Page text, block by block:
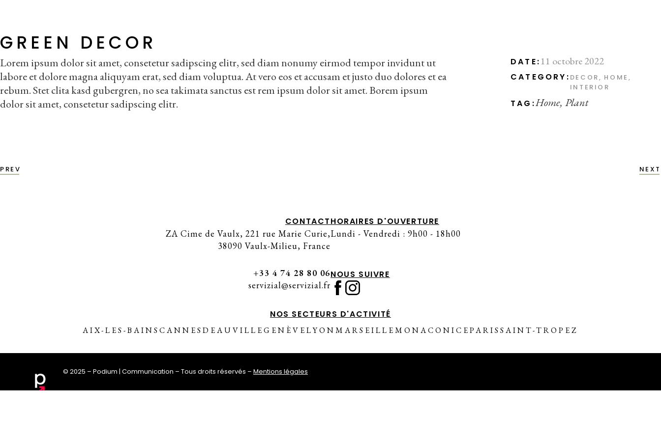
GREEN DECOR
Lorem ipsum dolor sit amet, consetetur sadipscing elitr, sed diam nonumy eirmod tempor invidunt ut
labore et dolore magna aliquyam erat, sed diam voluptua. At vero eos et accusam et justo duo dolores et ea
rebum. Stet clita kasd gubergren, no sea takimata sanctus est rem ipsum dolor sit amet. Borem ipsum
dolor sit amet, consetetur sadipscing elitr.
DATE: 11 octobre 2022
CATEGORY: DECOR
HOME
INTERIOR
TAG:Home Plant
PREV NEXT
CONTACT
ZA Cime de Vaulx, 221 rue Marie Curie,
38090 Vaulx-Milieu, France
+33 4 74 28 80 06
servizial@servizial.fr
HORAIRES D'OUVERTURE
Lundi - Vendredi : 9h00 - 18h00
NOUS SUIVRE
NOS SECTEURS D'ACTIVITÉ
AIX-LES-BAINSCANNESDEAUVILLEGENÈVELYONMARSEILLEMONACONICEPARISSAINT-TROPEZ
© 2025 – Podium | Communication – Tous droits réservés – Mentions légales